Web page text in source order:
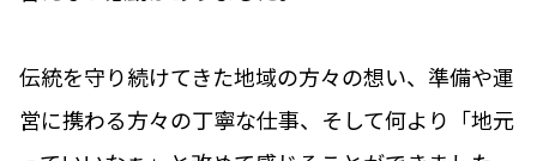
伝統を守り続けてきた地域の方々の想い、準備や運
営に携わる方々の丁寧な仕事、そして何より「地元